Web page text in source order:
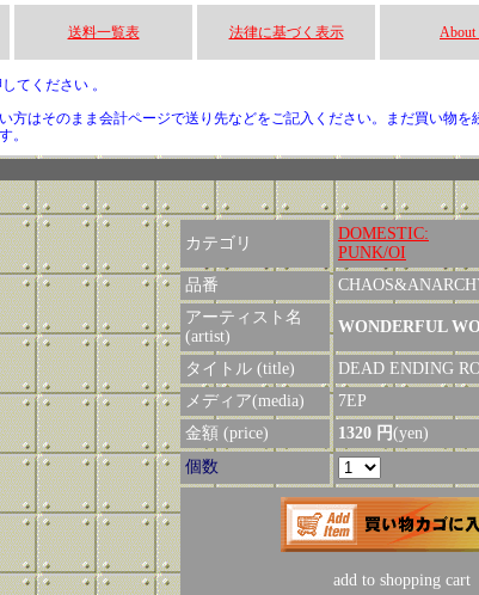
送料一覧表 法律に基づく表示 About
てください 。
はそのまま会計ページで送り先などをご記入ください。まだ買い物を
。
カテゴリ
DOMESTIC:
PUNK/OI
品番
アーティスト名
(artist)
WONDERFUL
タイトル (title)
DEAD ENDING
メディア(media)
7EP
金額 (price)
1320 円(yen)
個数
add to shopping cart